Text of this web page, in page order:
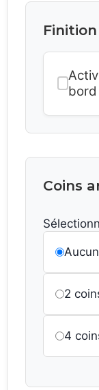
Coins
Aucun
2
4